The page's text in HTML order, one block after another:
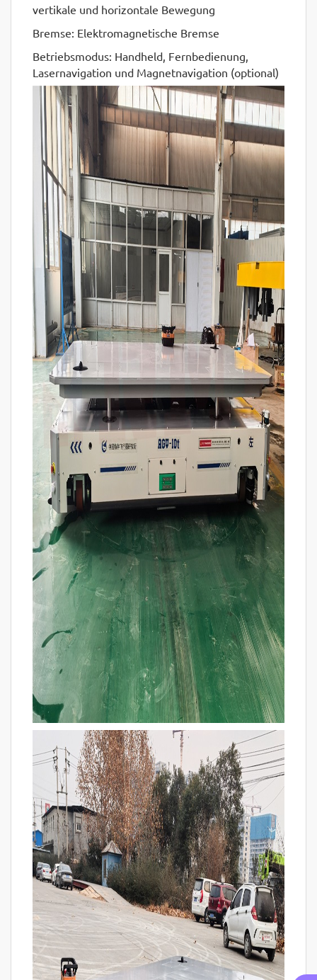
vertikale und horizontale Bewegung
Bremse: Elektromagnetische Bremse
Betriebsmodus: Handheld, Fernbedienung,
Lasernavigation und Magnetnavigation (optional)